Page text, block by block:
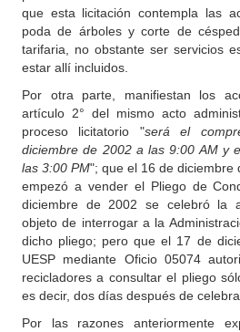
que esta licitación contempla las
poda de árboles y corte de
tarifaria, no obstante ser servicios
estar allí incluidos.
Por otra parte, manifiestan los
artículo 2° del mismo acto
proceso licitatorio "será el
diciembre de 2002 a las 9:00 AM y
las 3:00 PM"; que el 16 de diciembre
empezó a vender el Pliego de
diciembre de 2002 se celebró la
objeto de interrogar a la
dicho pliego; pero que el 17 de
UESP mediante Oficio 05074
recicladores a consultar el pliego
es decir, dos días después de
Por las razones anteriormente